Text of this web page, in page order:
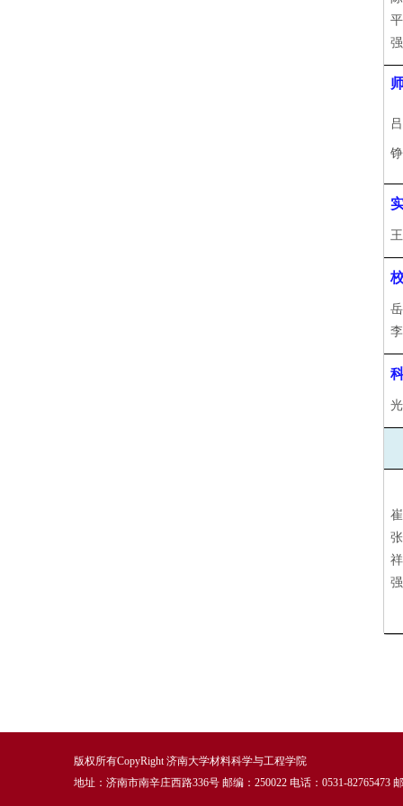
强
版权所有CopyRight 济南大学材料科学与工程学院
地址：济南市南辛庄西路336号 邮编：250022 电话：0531-82765473